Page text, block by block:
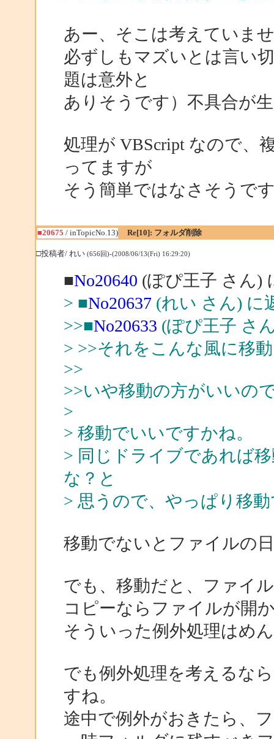
あー、そこは考えていま
必ずしもマズいとは言い
題は意外と
ありそうです）不具合が
処理が VBScript なので、
ってますが
そう簡単ではなさそうで
■20675 / inTopicNo.13) Re[10]: フォルダ削除
□投稿者/ れい (656回)-(2008/06/13(Fri) 16:29:20)
■No20640 (ぽぴ王子 さん)
> ■No20637(れい さん) に
>>■No20633 (ぽぴ王子 さ
> >>それをこんな風に移
>>
>>いや移動の方がいいの
>
> 移動でいいですかね。
> 同じドライブであれば
な？と
> 思うので、やっぱり移
移動でないとファイルの
でも、移動だと、ファイ
コピーならファイルが開
そういった例外処理はめ
でも例外処理を考えるな
すね。
途中で例外がおきたら、